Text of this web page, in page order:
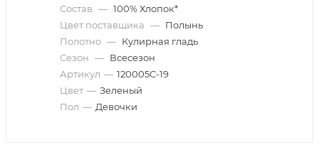
Состав — 100% Хлопок*
Цвет поставщика — Полынь
Полотно — Кулирная гладь
Сезон — Всесезон
Артикул — 120005C-19
Цвет — Зеленый
Пол — Девочки